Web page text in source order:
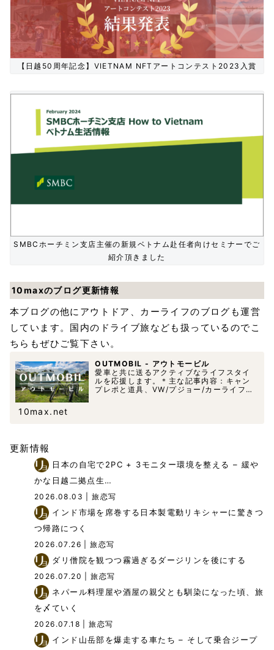
【日越50周年記念】VIETNAM NFTアートコンテスト2023入賞
SMBCホーチミン支店主催の新規ベトナム赴任者向けセミナーでご
紹介頂きました
10maxのブログ更新情報
本ブログの他にアウトドア、カーライフのブログも運営
しています。国内のドライブ旅なども扱っているのでこ
ちらもぜひご覧下さい。
OUTMOBIL - アウトモービル
愛車と共に送るアクティブなライフスタイ
ルを応援します。＊主な記事内容：キャン
プレポと道具、VW/プジョー/カーライフ、
10max.net
更新情報
日本の自宅で2PC + 3モニター環境を整える – 緩や
かな日越二拠点生…
2026.08.03 | 旅恋写
インド市場を席巻する日本製電動リキシャーに驚きつ
つ帰路につく
2026.07.26 | 旅恋写
ダリ僧院を観つつ霧過ぎるダージリンを後にする
2026.07.20 | 旅恋写
ネパール料理屋や酒屋の親父とも馴染になった頃、旅
を〆ていく
2026.07.18 | 旅恋写
インド山岳部を爆走する車たち – そして乗合ジープ